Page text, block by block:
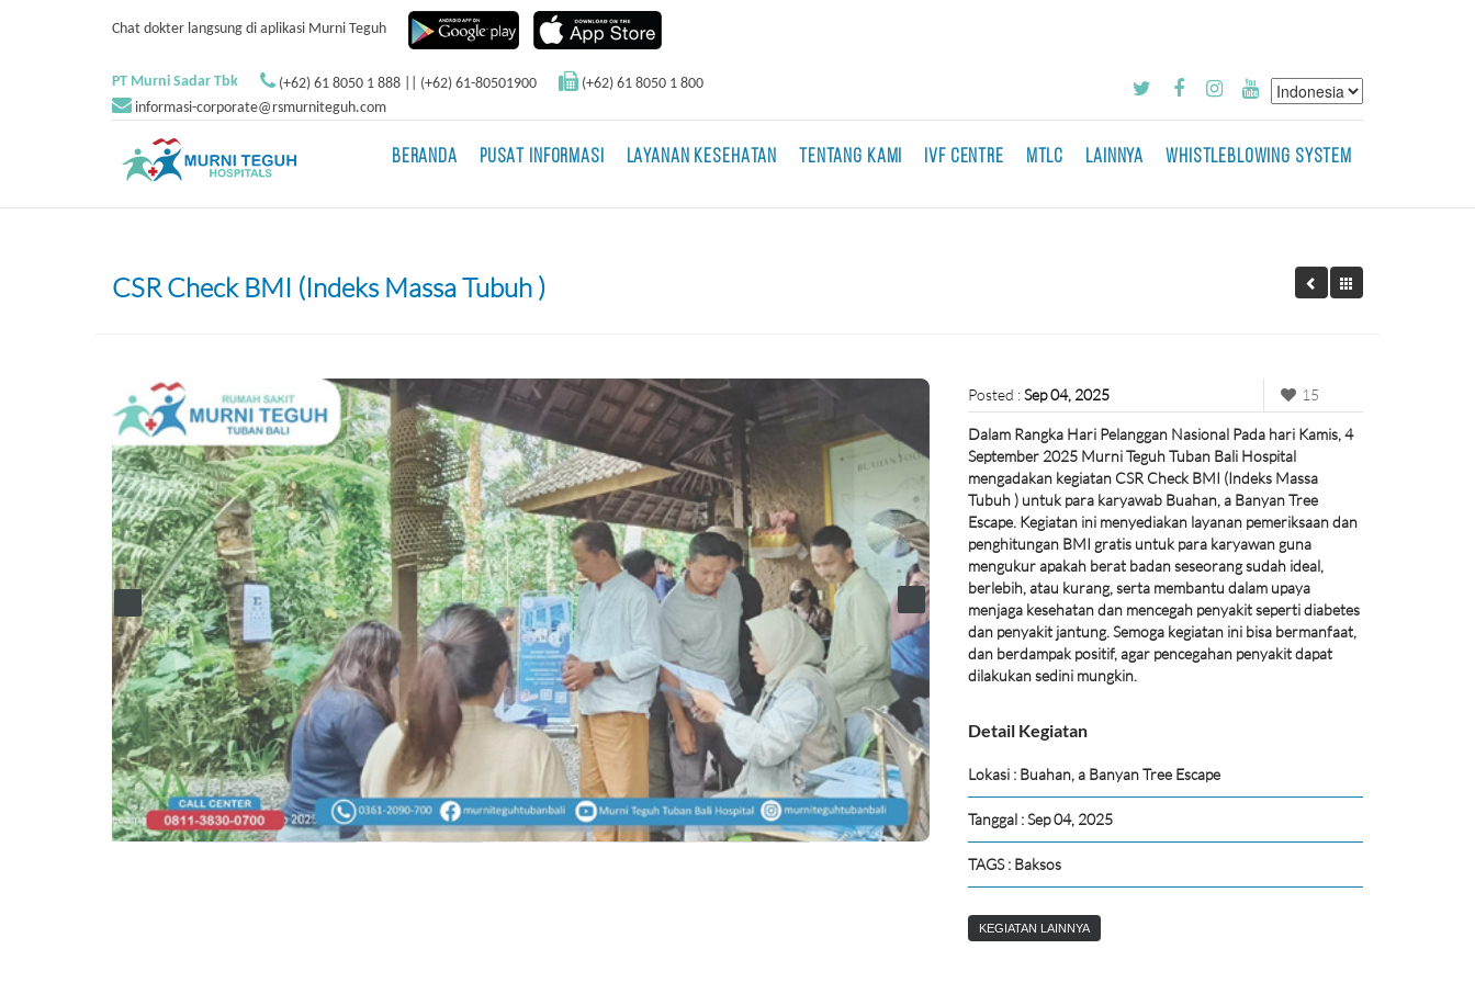
Chat dokter langsung di aplikasi Murni Teguh
PT Murni Sadar Tbk (+62) 61 8050 1 888 || (+62) 61-80501900
(+62) 61 8050 1 800
informasi-corporate@rsmurniteguh.com
BERANDA PUSAT INFORMASI LAYANAN KESEHATAN TENTANG KAMI IVF CENTRE MTLC LAINNYA WHISTLEBLOWING SYSTEM
CSR Check BMI (Indeks Massa Tubuh )
Posted :Sep 04, 2025 15
Dalam Rangka Hari Pelanggan Nasional Pada hari Kamis, 4
September 2025 Murni Teguh Tuban Bali Hospital
mengadakan kegiatan CSR Check BMI (Indeks Massa
Tubuh ) untuk para karyawab Buahan, a Banyan Tree
Escape. Kegiatan ini menyediakan layanan pemeriksaan dan
penghitungan BMI gratis untuk para karyawan guna
mengukur apakah berat badan seseorang sudah ideal,
berlebih, atau kurang, serta membantu dalam upaya
menjaga kesehatan dan mencegah penyakit seperti diabetes
dan penyakit jantung. Semoga kegiatan ini bisa bermanfaat,
dan berdampak positif, agar pencegahan penyakit dapat
dilakukan sedini mungkin.
Detail Kegiatan
Lokasi : Buahan, a Banyan Tree Escape
Tanggal : Sep 04, 2025
TAGS : Baksos
KEGIATAN LAINNYA